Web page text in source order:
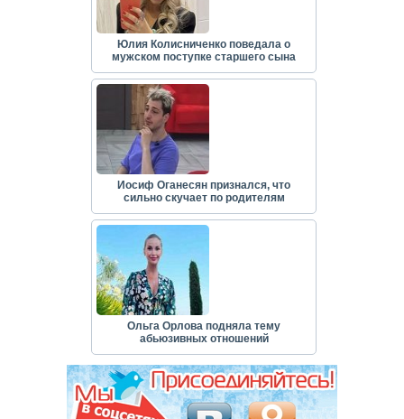
Юлия Колисниченко поведала о
мужском поступке старшего сына
Иосиф Оганесян признался, что
сильно скучает по родителям
Ольга Орлова подняла тему
абьюзивных отношений